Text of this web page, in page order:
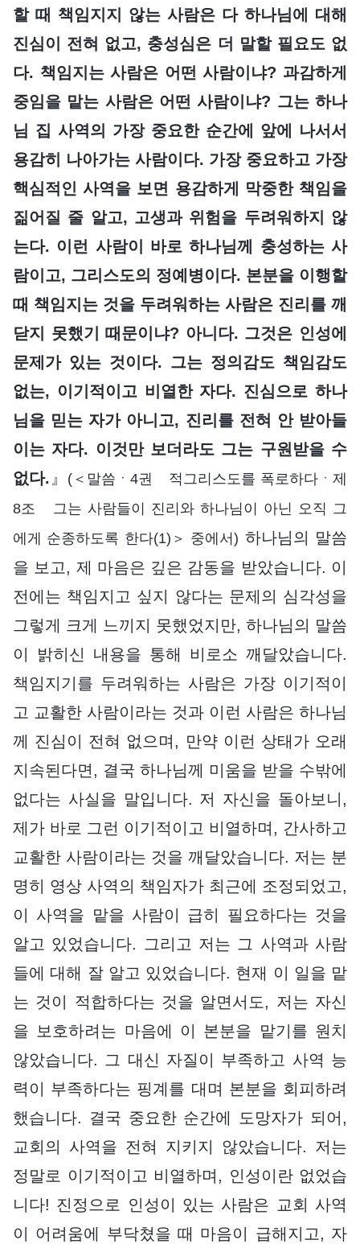
할 때 책임지지 않는 사람은 다 하나님에 대해
진심이 전혀 없고, 충성심은 더 말할 필요도 없
다. 책임지는 사람은 어떤 사람이냐? 과감하게
중임을 맡는 사람은 어떤 사람이냐? 그는 하나
님 집 사역의 가장 중요한 순간에 앞에 나서서
용감히 나아가는 사람이다. 가장 중요하고 가장
핵심적인 사역을 보면 용감하게 막중한 책임을
짊어질 줄 알고, 고생과 위험을 두려워하지 않
는다. 이런 사람이 바로 하나님께 충성하는 사
람이고, 그리스도의 정예병이다. 본분을 이행할
때 책임지는 것을 두려워하는 사람은 진리를 깨
닫지 못했기 때문이냐? 아니다. 그것은 인성에
문제가 있는 것이다. 그는 정의감도 책임감도
없는, 이기적이고 비열한 자다. 진심으로 하나
님을 믿는 자가 아니고, 진리를 전혀 안 받아들
이는 자다. 이것만 보더라도 그는 구원받을 수
없다. 』 (＜말씀ㆍ4권 적그리스도를 폭로하다ㆍ제
8조 그는 사람들이 진리와 하나님이 아닌 오직 그
에게 순종하도록 한다(1)＞ 중에서) 하나님의 말씀
을 보고, 제 마음은 깊은 감동을 받았습니다. 이
전에는 책임지고 싶지 않다는 문제의 심각성을
그렇게 크게 느끼지 못했었지만, 하나님의 말씀
이 밝히신 내용을 통해 비로소 깨달았습니다.
책임지기를 두려워하는 사람은 가장 이기적이
고 교활한 사람이라는 것과 이런 사람은 하나님
께 진심이 전혀 없으며, 만약 이런 상태가 오래
지속된다면, 결국 하나님께 미움을 받을 수밖에
없다는 사실을 말입니다. 저 자신을 돌아보니,
제가 바로 그런 이기적이고 비열하며, 간사하고
교활한 사람이라는 것을 깨달았습니다. 저는 분
명히 영상 사역의 책임자가 최근에 조정되었고,
이 사역을 맡을 사람이 급히 필요하다는 것을
알고 있었습니다. 그리고 저는 그 사역과 사람
들에 대해 잘 알고 있었습니다. 현재 이 일을 맡
는 것이 적합하다는 것을 알면서도, 저는 자신
을 보호하려는 마음에 이 본분을 맡기를 원치
않았습니다. 그 대신 자질이 부족하고 사역 능
력이 부족하다는 핑계를 대며 본분을 회피하려
했습니다. 결국 중요한 순간에 도망자가 되어,
교회의 사역을 전혀 지키지 않았습니다. 저는
정말로 이기적이고 비열하며, 인성이란 없었습
니다! 진정으로 인성이 있는 사람은 교회 사역
이 어려움에 부닥쳤을 때 마음이 급해지고, 자